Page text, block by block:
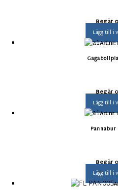
Begär
Lägg till i
Art.nr:
Begär
Lägg till i
Art.nr:
Begär
Lägg till i